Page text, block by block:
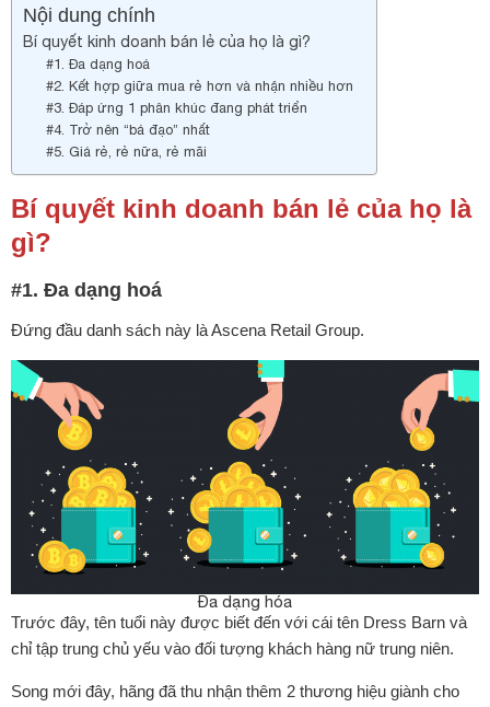
Nội dung chính
Bí quyết kinh doanh bán lẻ của họ là gì?
#1. Đa dạng hoá
#2. Kết hợp giữa mua rẻ hơn và nhận nhiều hơn
#3. Đáp ứng 1 phân khúc đang phát triển
#4. Trở nên “bá đạo” nhất
#5. Giá rẻ, rẻ nữa, rẻ mãi
Bí quyết kinh doanh bán lẻ của họ là
gì?
#1. Đa dạng hoá
Đứng đầu danh sách này là Ascena Retail Group.
Đa dạng hóa
Trước đây, tên tuổi này được biết đến với cái tên Dress Barn và
chỉ tập trung chủ yếu vào đối tượng khách hàng nữ trung niên.
Song mới đây, hãng đã thu nhận thêm 2 thương hiệu giành cho